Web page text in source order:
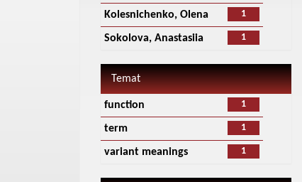
1
Kolesnichenko, Olena
1
Sokolova, Anastasiia
Temat
1
function
1
term
1
variant meanings